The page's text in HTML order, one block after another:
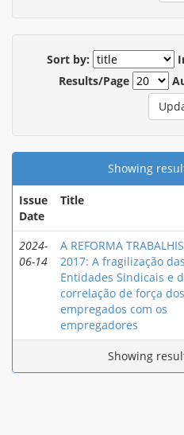
Sort by:
Results/Page
Showing
Issue
Date
Title
2024-
06-14
A REFORMA
2017: A fragilização das
Entidades Sindicais e
correlação de força dos
empregados com os
empregadores
Showing